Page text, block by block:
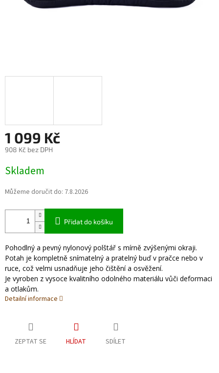
1 099 Kč
908 Kč bez DPH
cena:
Skladem
Můžeme doručit do: 7.8.2026
Přidat do košíku
Pohodlný a pevný nylonový polštář s mírně zvýšenými okraji.
Potah je kompletně snímatelný a pratelný buď v pračce nebo v
ruce, což velmi usnadňuje jeho čištění a osvěžení.
Je vyroben z vysoce kvalitního odolného materiálu vůči deformaci
a otlakům.
Detailní informace
ZEPTAT SE HLÍDAT SDÍLET